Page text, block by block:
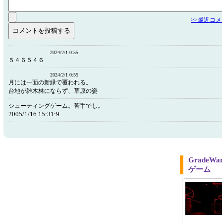
>>最近コ
2024/2/1 0:55
５４６５４６
2024/2/1 0:55
月には一面の新緑で覆われる。
台地が雑木林にならず、草原の姿
シューティングゲーム。苦手でし。
2005/1/16 15:31:9
ゲーム